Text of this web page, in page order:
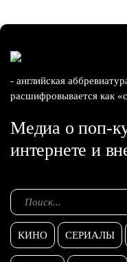
- английская
расшифровывается как
Медиа о поп-
интернете и
КИНО СЕРИАЛЫ